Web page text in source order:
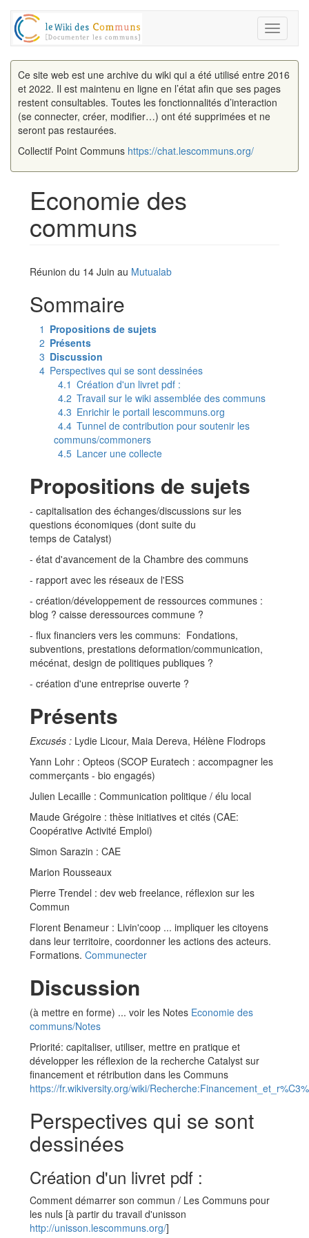
Toggle
Ce site web est une archive du wiki qui a été utilisé entre 2016
et 2022. Il est maintenu en ligne en l’état afin que ses pages
restent consultables. Toutes les fonctionnalités d’interaction
(se connecter, créer, modifier…) ont été supprimées et ne
seront pas restaurées.
Collectif Point Communs https://chat.lescommuns.org/
Economie des
communs
Réunion du 14 Juin au Mutualab
Sommaire
1 Propositions de sujets
2 Présents
3 Discussion
4 Perspectives qui se sont dessinées
4.1 Création d'un livret pdf :
4.2 Travail sur le wiki assemblée des communs
4.3 Enrichir le portail lescommuns.org
4.4 Tunnel de contribution pour soutenir les
communs/commoners
4.5 Lancer une collecte
Propositions de sujets
- capitalisation des échanges/discussions sur les
questions économiques (dont suite du
temps de Catalyst)
- état d'avancement de la Chambre des communs
- rapport avec les réseaux de l'ESS
- création/développement de ressources communes :
blog ? caisse deressources commune ?
- flux financiers vers les communs: Fondations,
subventions, prestations deformation/communication,
mécénat, design de politiques publiques ?
- création d'une entreprise ouverte ?
Présents
Excusés : Lydie Licour, Maia Dereva, Hélène Flodrops
Yann Lohr : Opteos (SCOP Euratech : accompagner les
commerçants - bio engagés)
Julien Lecaille : Communication politique / élu local
Maude Grégoire : thèse initiatives et cités (CAE:
Coopérative Activité Emploi)
Simon Sarazin : CAE
Marion Rousseaux
Pierre Trendel : dev web freelance, réflexion sur les
Commun
Florent Benameur : Livin'coop ... impliquer les citoyens
dans leur territoire, coordonner les actions des acteurs.
Formations. Communecter
Discussion
(à mettre en forme) ... voir les Notes Economie des
communs/Notes
Priorité: capitaliser, utiliser, mettre en pratique et
développer les réflexion de la recherche Catalyst sur
financement et rétribution dans les Communs
https://fr.wikiversity.org/wiki/
Perspectives qui se sont
dessinées
Création d'un livret pdf :
Comment démarrer son commun / Les Communs pour
les nuls [à partir du travail d'unisson
http://unisson.lescommuns.org/]